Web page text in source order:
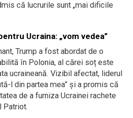
că lucrurile sunt „mai dificile
Ucraina: „vom vedea”
Trump a fost abordat de o
în Polonia, al cărei soț este
ucraineană. Vizibil afectat, liderul
l din partea mea” și a promis că
de a furniza Ucrainei rachete
Patriot.